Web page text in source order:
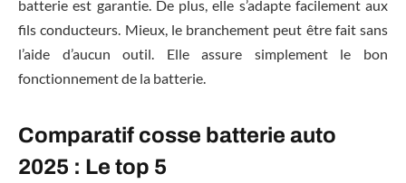
batterie est garantie. De plus, elle s’adapte facilement aux
fils conducteurs. Mieux, le branchement peut être fait sans
l’aide d’aucun outil. Elle assure simplement le bon
fonctionnement de la batterie.
Comparatif cosse batterie auto
2025 : Le top 5